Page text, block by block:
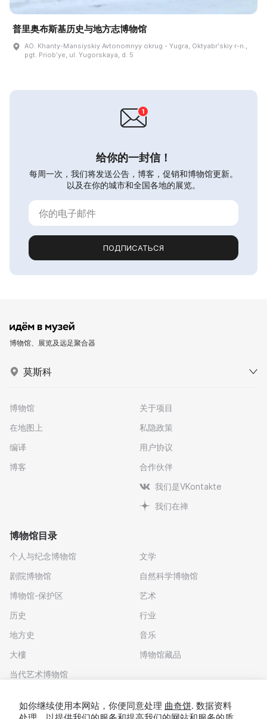
普里奥布斯基历史与地方志博物馆
AO. Khanty-Mansiyskiy Avtonomnyy okrug - Yugra, Oktyabrʹskiy r-n.,
pgt. Priobʹye, ul. Yugorskaya, d. 5
给你的一封信！
每周一次，我们将发送公告，博客，促销和博物馆更新。
以及在你的城市和全国各地的展览。
ПОДПИСАТЬСЯ
博物馆、展览及远足聚合器
莫斯科
博物馆
在地图上
编译
博客
关于项目
私隐政策
用户协议
合作伙伴
我们是VKontakte
我们在禅
博物馆目录
个人与纪念博物馆
剧院博物馆
博物馆-保护区
历史
地方史
大樓
当代艺术博物馆
文学
自然科学博物馆
艺术
行业
音乐
博物馆藏品
如你继续使用本网站，你便同意处理 曲奇饼. 数据资料